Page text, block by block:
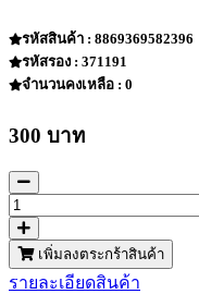
รหัสสินค้า : 8869369582396
รหัสรอง : 371191
จำนวนคงเหลือ : 0
300 บาท
เพิ่มลงตระกร้าสินค้า
รายละเอียดสินค้า